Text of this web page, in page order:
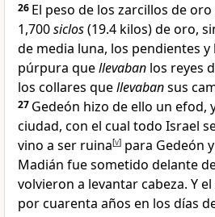
26 El peso de los zarcillos de
1,700siclos(19.4 kilos) de oro,
de media luna, los pendientes y
púrpura quellevaban los reyes
los collares quellevabansus
27 Gedeón hizo de ello un efod,
ciudad, con el cual todo Israel
vino a ser ruina[v] para Gedeón
Madián fue sometido delante
volvieron a levantar cabeza. Y
por cuarenta años en los días